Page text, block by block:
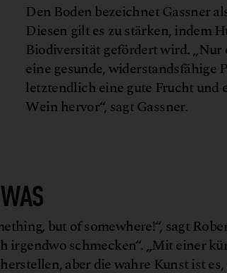
Den Boden bezeichnet Gassner
Diesen gilt es zu stärken, indem
Biodiversität gefördert wird. „Nur
eine gesunde, widerstandsfähige
letztendlich eine gute Frucht und
Wein hervor“, sagt Gassner.
but of somewhere!“, sagt
irgendwo schmecken“. „Mit einer
aber die wahre Kunst ist